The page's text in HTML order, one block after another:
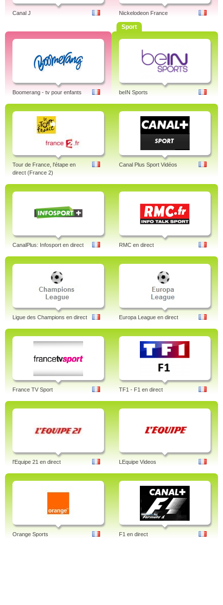
Canal J Nickelodeon France
Boomerang - tv pour enfants
Sport
beIN Sports
Tour de France, l'étape en
direct (France 2)
Canal Plus Sport Vidéos
CanalPlus: Infosport en direct RMC en direct
Ligue des Champions en direct Europa League en direct
France TV Sport TF1 - F1 en direct
l'Equipe 21 en direct LEquipe Videos
Orange Sports F1 en direct